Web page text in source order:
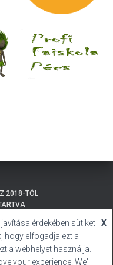
2018-TÓL
BALATONMÁRIAFÜRDŐ
HIVATALOS HONLAP
érdekében sütiket
hogy elfogadja ezt a
a webhelyet használja.
your experience. We'll
X